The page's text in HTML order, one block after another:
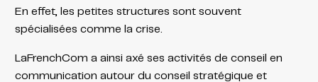
En effet, les petites structures sont souvent
spécialisées comme la crise.
LaFrenchCom a ainsi axé ses activités de conseil en
communication autour du conseil stratégique et